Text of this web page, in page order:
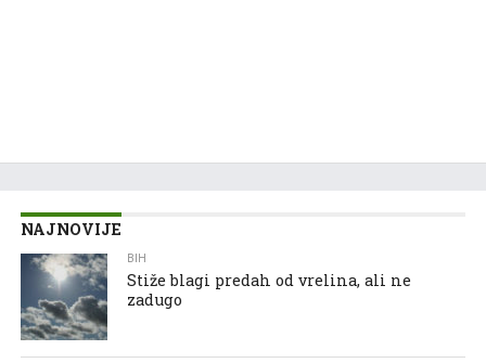
NAJNOVIJE
BIH
Stiže blagi predah od vrelina, ali ne
zadugo